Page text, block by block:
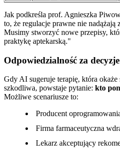
Jak podkreśla prof. Agnieszka
to, że regulacje prawne nie nadążają
Musimy stworzyć nowe przepisy,
praktykę aptekarską.
Odpowiedzialność za
Gdy AI sugeruje terapię, która okaże
szkodliwa, powstaje pytanie: kto
Możliwe scenariusze to:
Producent
Firma farmaceutyczna
Lekarz akceptujący